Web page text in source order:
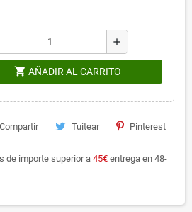
add
shopping_cart AÑADIR AL CARRITO
Compartir Tuitear Pinterest
de importe superior a 45€ entrega en 48-